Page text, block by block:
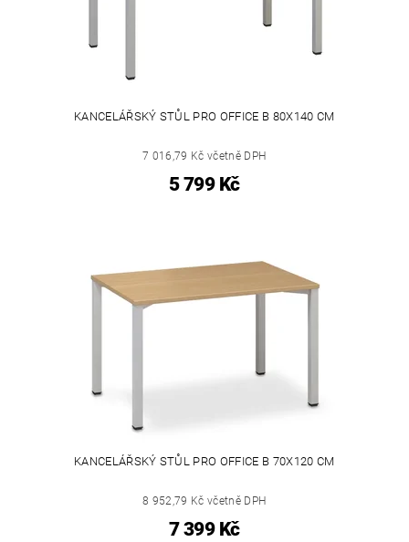
KANCELÁŘSKÝ STŮL PRO OFFICE B 80X140 CM
7 016,79 Kč včetně DPH
5 799 Kč
KANCELÁŘSKÝ STŮL PRO OFFICE B 70X120 CM
8 952,79 Kč včetně DPH
7 399 Kč